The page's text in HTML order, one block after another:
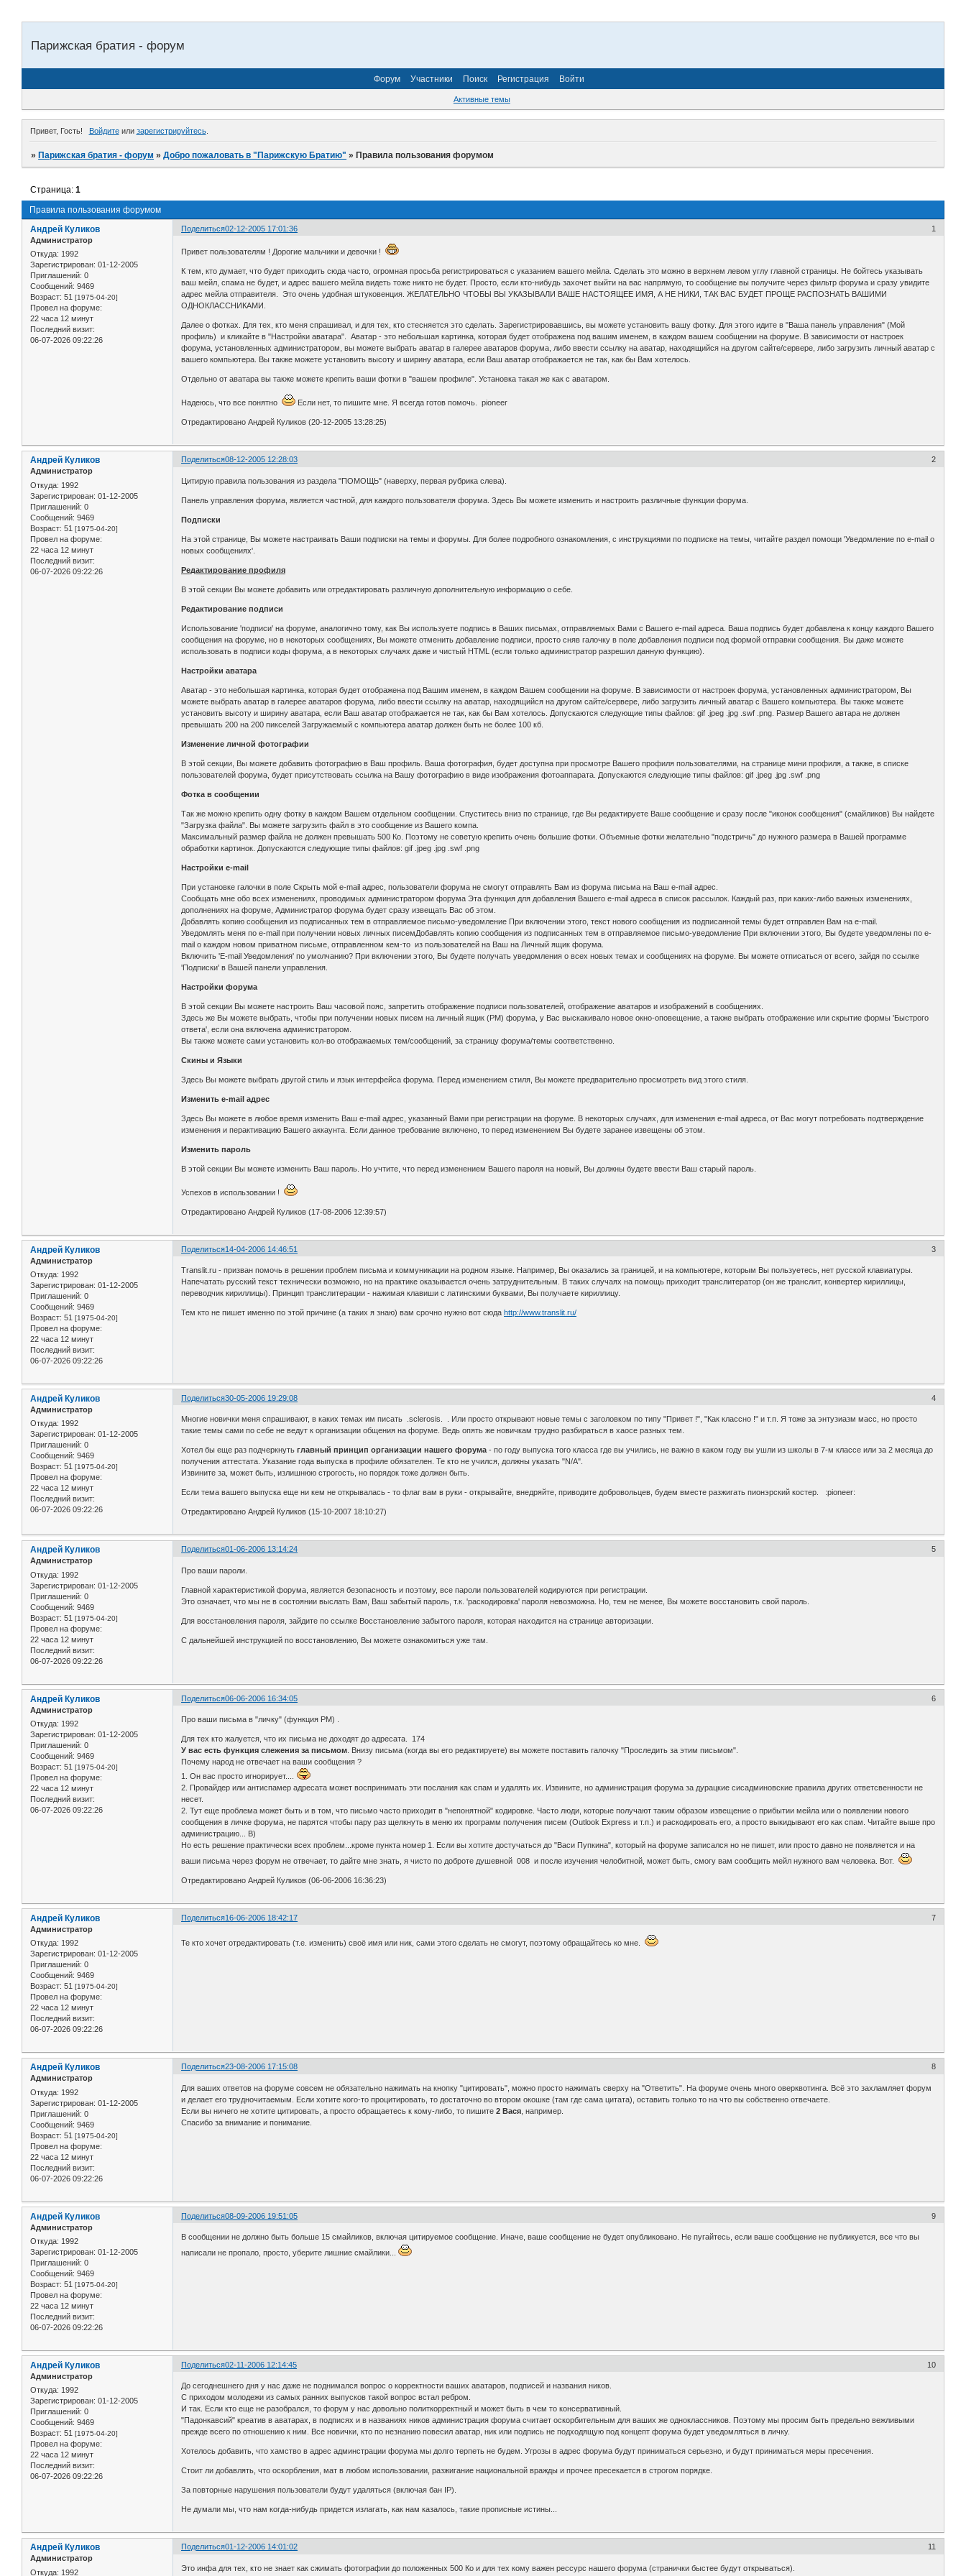
Парижская братия - форум
Форум Участники Поиск Регистрация Войти
Активные темы
Привет, Гость! Войдитеили зарегистрируйтесь.
»Парижская братия - форум »Добро пожаловать в "Парижскую Братию" »Правила пользования форумом
Правила пользования форумом
Страница:1
Поделиться 1
02-12-2005 17:01:36
Андрей Куликов
Администратор
Откуда: 1992
Зарегистрирован: 01-12-2005
Приглашений: 0
Сообщений: 9469
Возраст: 51 [1975-04-20]
Провел на форуме:
22 часа 12 минут
Последний визит:
06-07-2026 09:22:26
Привет пользователям ! Дорогие мальчики и девочки !
К тем, кто думает, что будет приходить сюда часто, огромная просьба регистрироваться с указанием вашего мейла. Сделать это можно в верхнем левом углу главной страницы. Не бойтесь указывать
ваш мейл, спама не будет, и адрес вашего мейла видеть тоже никто не будет. Просто, если кто-нибудь захочет выйти на вас напрямую, то сообщение вы получите через фильтр форума и сразу увидите
адрес мейла отправителя. Это очень удобная штуковенция. ЖЕЛАТЕЛЬНО ЧТОБЫ ВЫ УКАЗЫВАЛИ ВАШЕ НАСТОЯЩЕЕ ИМЯ, А НЕ НИКИ, ТАК ВАС БУДЕТ ПРОЩЕ РАСПОЗНАТЬ ВАШИМИ
ОДНОКЛАССНИКАМИ.
Далее о фотках. Для тех, кто меня спрашивал, и для тех, кто стесняется это сделать. Зарегистрировавшись, вы можете установить вашу фотку. Для этого идите в "Ваша панель управления" (Мой
профиль) и кликайте в "Настройки аватара". Аватар - это небольшая картинка, которая будет отображена под вашим именем, в каждом вашем сообщении на форуме. В зависимости от настроек
форума, установленных администратором, вы можете выбрать аватар в галерее аватаров форума, либо ввести ссылку на аватар, находящийся на другом сайте/сервере, либо загрузить личный аватар с
вашего компьютера. Вы также можете установить высоту и ширину аватара, если Ваш аватар отображается не так, как бы Вам хотелось.
Отдельно от аватара вы также можете крепить ваши фотки в "вашем профиле". Установка такая же как с аватаром.
Надеюсь, что все понятно Если нет, то пишите мне. Я всегда готов помочь. pioneer
Отредактировано Андрей Куликов (20-12-2005 13:28:25)
Поделиться 2
08-12-2005 12:28:03
Андрей Куликов
Администратор
Откуда: 1992
Зарегистрирован: 01-12-2005
Приглашений: 0
Сообщений: 9469
Возраст: 51 [1975-04-20]
Провел на форуме:
22 часа 12 минут
Последний визит:
06-07-2026 09:22:26
Цитирую правила пользования из раздела "ПОМОЩЬ" (наверху, первая рубрика слева).
Панель управления форума, является частной, для каждого пользователя форума. Здесь Вы можете изменить и настроить различные функции форума.
Подписки
На этой странице, Вы можете настраивать Ваши подписки на темы и форумы. Для более подробного ознакомления, с инструкциями по подписке на темы, читайте раздел помощи 'Уведомление по e-mail о
новых сообщениях'.
Редактирование профиля
В этой секции Вы можете добавить или отредактировать различную дополнительную информацию о себе.
Редактирование подписи
Использование 'подписи' на форуме, аналогично тому, как Вы используете подпись в Ваших письмах, отправляемых Вами с Вашего e-mail адреса. Ваша подпись будет добавлена к концу каждого Вашего
сообщения на форуме, но в некоторых сообщениях, Вы можете отменить добавление подписи, просто сняв галочку в поле добавления подписи под формой отправки сообщения. Вы даже можете
использовать в подписи коды форума, а в некоторых случаях даже и чистый HTML (если только администратор разрешил данную функцию).
Настройки аватара
Аватар - это небольшая картинка, которая будет отображена под Вашим именем, в каждом Вашем сообщении на форуме. В зависимости от настроек форума, установленных администратором, Вы
можете выбрать аватар в галерее аватаров форума, либо ввести ссылку на аватар, находящийся на другом сайте/сервере, либо загрузить личный аватар с Вашего компьютера. Вы также можете
установить высоту и ширину аватара, если Ваш аватар отображается не так, как бы Вам хотелось. Допускаются следующие типы файлов: gif .jpeg .jpg .swf .png. Размер Вашего автара не должен
превышать 200 на 200 пикселей Загружаемый с компьютера аватар должен быть не более 100 кб.
Изменение личной фотографии
В этой секции, Вы можете добавить фотографию в Ваш профиль. Ваша фотография, будет доступна при просмотре Вашего профиля пользователями, на странице мини профиля, а также, в списке
пользователей форума, будет присутствовать ссылка на Вашу фотографию в виде изображения фотоаппарата. Допускаются следующие типы файлов: gif .jpeg .jpg .swf .png
Фотка в сообщении
Так же можно крепить одну фотку в каждом Вашем отдельном сообщении. Спуститесь вниз по странице, где Вы редактируете Ваше сообщение и сразу после "иконок сообщения" (смайликов) Вы найдете
"Загрузка файла". Вы можете загрузить файл в это сообщение из Вашего компа.
Максимальный размер файла не должен превышать 500 Ко. Поэтому не советую крепить очень большие фотки. Объемные фотки желательно "подстричь" до нужного размера в Вашей программе
обработки картинок. Допускаются следующие типы файлов: gif .jpeg .jpg .swf .png
Настройки e-mail
При установке галочки в поле Скрыть мой e-mail адрес, пользователи форума не смогут отправлять Вам из форума письма на Ваш e-mail адрес.
Сообщать мне обо всех изменениях, проводимых администратором форума Эта функция для добавления Вашего e-mail адреса в список рассылок. Каждый раз, при каких-либо важных изменениях,
дополнениях на форуме, Администратор форума будет сразу извещать Вас об этом.
Добавлять копию сообщения из подписанных тем в отправляемое письмо-уведомление При включении этого, текст нового сообщения из подписанной темы будет отправлен Вам на e-mail.
Уведомлять меня по e-mail при получении новых личных писемДобавлять копию сообщения из подписанных тем в отправляемое письмо-уведомление При включении этого, Вы будете уведомлены по e-
mail о каждом новом приватном письме, отправленном кем-то из пользователей на Ваш на Личный ящик форума.
Включить 'E-mail Уведомления' по умолчанию? При включении этого, Вы будете получать уведомления о всех новых темах и сообщениях на форуме. Вы можете отписаться от всего, зайдя по ссылке
'Подписки' в Вашей панели управления.
Настройки форума
В этой секции Вы можете настроить Ваш часовой пояс, запретить отображение подписи пользователей, отображение аватаров и изображений в сообщениях.
Здесь же Вы можете выбрать, чтобы при получении новых писем на личный ящик (PM) форума, у Вас выскакивало новое окно-оповещение, а также выбрать отображение или скрытие формы 'Быстрого
ответа', если она включена администратором.
Вы также можете сами установить кол-во отображаемых тем/сообщений, за страницу форума/темы соответственно.
Скины и Языки
Здесь Вы можете выбрать другой стиль и язык интерфейса форума. Перед изменением стиля, Вы можете предварительно просмотреть вид этого стиля.
Изменить e-mail адрес
Здесь Вы можете в любое время изменить Ваш e-mail адрес, указанный Вами при регистрации на форуме. В некоторых случаях, для изменения e-mail адреса, от Вас могут потребовать подтверждение
изменения и перактивацию Вашего аккаунта. Если данное требование включено, то перед изменением Вы будете заранее извещены об этом.
Изменить пароль
В этой секции Вы можете изменить Ваш пароль. Но учтите, что перед изменением Вашего пароля на новый, Вы должны будете ввести Ваш старый пароль.
Успехов в использовании !
Отредактировано Андрей Куликов (17-08-2006 12:39:57)
Поделиться 3
14-04-2006 14:46:51
Андрей Куликов
Администратор
Откуда: 1992
Зарегистрирован: 01-12-2005
Приглашений: 0
Сообщений: 9469
Возраст: 51 [1975-04-20]
Провел на форуме:
22 часа 12 минут
Последний визит:
06-07-2026 09:22:26
Translit.ru - призван помочь в решении проблем письма и коммуникации на родном языке. Например, Вы оказались за границей, и на компьютере, которым Вы пользуетесь, нет русской клавиатуры.
Напечатать русский текст технически возможно, но на практике оказывается очень затруднительным. В таких случаях на помощь приходит транслитератор (он же транслит, конвертер кириллицы,
переводчик кириллицы). Принцип транслитерации - нажимая клавиши с латинскими буквами, Вы получаете кириллицу.
Тем кто не пишет именно по этой причине (а таких я знаю) вам срочно нужно вот сюдаhttp://www.translit.ru/
Поделиться 4
30-05-2006 19:29:08
Андрей Куликов
Администратор
Откуда: 1992
Зарегистрирован: 01-12-2005
Приглашений: 0
Сообщений: 9469
Возраст: 51 [1975-04-20]
Провел на форуме:
22 часа 12 минут
Последний визит:
06-07-2026 09:22:26
Многие новички меня спрашивают, в каких темах им писать .sclerosis. . Или просто открывают новые темы с заголовком по типу "Привет !", "Как классно !" и т.п. Я тоже за энтузиазм масс, но просто
такие темы сами по себе не ведут к организации общения на форуме. Ведь опять же новичкам трудно разбираться в хаосе разных тем.
Хотел бы еще раз подчеркнутьглавный принцип организации нашего форума- по году выпуска того класса где вы учились, не важно в каком году вы ушли из школы в 7-м классе или за 2 месяца до
получения аттестата. Указание года выпуска в профиле обязателен. Те кто не учился, должны указать "N/A".
Извините за, может быть, излишнюю строгость, но порядок тоже должен быть.
Если тема вашего выпуска еще ни кем не открывалась - то флаг вам в руки - открывайте, внедряйте, приводите добровольцев, будем вместе разжигать пионэрский костер. :pioneer:
Отредактировано Андрей Куликов (15-10-2007 18:10:27)
Поделиться 5
01-06-2006 13:14:24
Андрей Куликов
Администратор
Откуда: 1992
Зарегистрирован: 01-12-2005
Приглашений: 0
Сообщений: 9469
Возраст: 51 [1975-04-20]
Провел на форуме:
22 часа 12 минут
Последний визит:
06-07-2026 09:22:26
Про ваши пароли.
Главной характеристикой форума, является безопасность и поэтому, все пароли пользователей кодируются при регистрации.
Это означает, что мы не в состоянии выслать Вам, Ваш забытый пароль, т.к. 'раскодировка' пароля невозможна. Но, тем не менее, Вы можете восстановить свой пароль.
Для восстановления пароля, зайдите по ссылке Восстановление забытого пароля, которая находится на странице авторизации.
С дальнейшей инструкцией по восстановлению, Вы можете ознакомиться уже там.
Поделиться 6
06-06-2006 16:34:05
Андрей Куликов
Администратор
Откуда: 1992
Зарегистрирован: 01-12-2005
Приглашений: 0
Сообщений: 9469
Возраст: 51 [1975-04-20]
Провел на форуме:
22 часа 12 минут
Последний визит:
06-07-2026 09:22:26
Про ваши письма в "личку" (функция РМ) .
Для тех кто жалуется, что их письма не доходят до адресата. 174
У вас есть функция слежения за письмом . Внизу письма (когда вы его редактируете) вы можете поставить галочку "Проследить за этим письмом".
Почему народ не отвечает на ваши сообщения ?
1. Он вас просто игнорирует....
2. Провайдер или антиспамер адресата может воспринимать эти послания как спам и удалять их. Извините, но администрация форума за дурацкие сисадминовские правила других ответсвенности не
несет.
2. Тут еще проблема может быть и в том, что письмо часто приходит в "непонятной" кодировке. Часто люди, которые получают таким образом извещение о прибытии мейла или о появлении нового
сообщения в личке форума, не парятся чтобы пару раз щелкнуть в меню их программ получения писем (Outlook Express и т.п.) и раскодировать его, а просто выкидывают его как спам. Читайте выше про
администрацию... B)
Но есть решение практически всех проблем...кроме пункта номер 1. Если вы хотите достучаться до "Васи Пупкина", который на форуме записался но не пишет, или просто давно не появляется и на
ваши письма через форум не отвечает, то дайте мне знать, я чисто по доброте душевной 008 и после изучения челобитной, может быть, смогу вам сообщить мейл нужного вам человека. Вот.
Отредактировано Андрей Куликов (06-06-2006 16:36:23)
Поделиться 7
16-06-2006 18:42:17
Андрей Куликов
Администратор
Откуда: 1992
Зарегистрирован: 01-12-2005
Приглашений: 0
Сообщений: 9469
Возраст: 51 [1975-04-20]
Провел на форуме:
22 часа 12 минут
Последний визит:
06-07-2026 09:22:26
Те кто хочет отредактировать (т.е. изменить) своё имя или ник, сами этого сделать не смогут, поэтому обращайтесь ко мне.
Поделиться 8
23-08-2006 17:15:08
Андрей Куликов
Администратор
Откуда: 1992
Зарегистрирован: 01-12-2005
Приглашений: 0
Сообщений: 9469
Возраст: 51 [1975-04-20]
Провел на форуме:
22 часа 12 минут
Последний визит:
06-07-2026 09:22:26
Для ваших ответов на форуме совсем не обязательно нажимать на кнопку "цитировать", можно просто нажимать сверху на "Ответить". На форуме очень много оверквотинга. Всё это захламляет форум
и делает его трудночитаемым. Если хотите кого-то процитировать, то достаточно во втором окошке (там где сама цитата), оставить только то на что вы собственно отвечаете.
Если вы ничего не хотите цитировать, а просто обращаетесь к кому-либо, то пишите2 Вася , например.
Спасибо за внимание и понимание.
Поделиться 9
08-09-2006 19:51:05
Андрей Куликов
Администратор
Откуда: 1992
Зарегистрирован: 01-12-2005
Приглашений: 0
Сообщений: 9469
Возраст: 51 [1975-04-20]
Провел на форуме:
22 часа 12 минут
Последний визит:
06-07-2026 09:22:26
В сообщении не должно быть больше 15 смайликов, включая цитируемое сообщение. Иначе, ваше сообщение не будет опубликовано. Не пугайтесь, если ваше сообщение не публикуется, все что вы
написали не пропало, просто, уберите лишние смайлики...
Поделиться 10
02-11-2006 12:14:45
Андрей Куликов
Администратор
Откуда: 1992
Зарегистрирован: 01-12-2005
Приглашений: 0
Сообщений: 9469
Возраст: 51 [1975-04-20]
Провел на форуме:
22 часа 12 минут
Последний визит:
06-07-2026 09:22:26
До сегоднешнего дня у нас даже не поднимался вопрос о корректности ваших аватаров, подписей и названия ников.
С приходом молодежи из самых ранних выпусков такой вопрос встал ребром.
И так. Если кто еще не разобрался, то форум у нас довольно политкорректный и может быть в чем то консервативный.
"Падонкавсий" креатив в аватарах, в подписях и в названиях ников администрация форума считает оскорбительным для ваших же одноклассников. Поэтому мы просим быть предельно вежливыми
прежде всего по отношению к ним. Все новички, кто по незнанию повесил аватар, ник или подпись не подходящую под концепт форума будет уведомляться в личку.
Хотелось добавить, что хамство в адрес админстрации форума мы долго терпеть не будем. Угрозы в адрес форума будут приниматься серьезно, и будут приниматься меры пресечения.
Стоит ли добавлять, что оскорбления, мат в любом использовании, разжигание национальной вражды и прочее пресекается в строгом порядке.
За повторные нарушения пользователи будут удаляться (включая бан IP).
Не думали мы, что нам когда-нибудь придется излагать, как нам казалось, такие прописные истины...
Поделиться 11
01-12-2006 14:01:02
Андрей Куликов
Администратор
Откуда: 1992 Это инфа для тех, кто не знает как сжимать фотографии до положенных 500 Ко и для тех кому важен рессурс нашего форума (странички быстее будут открываться).